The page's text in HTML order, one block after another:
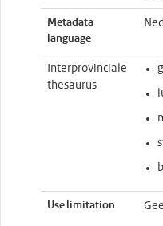
Metadata
language
Interprovinciale
thesaurus
Use limitation